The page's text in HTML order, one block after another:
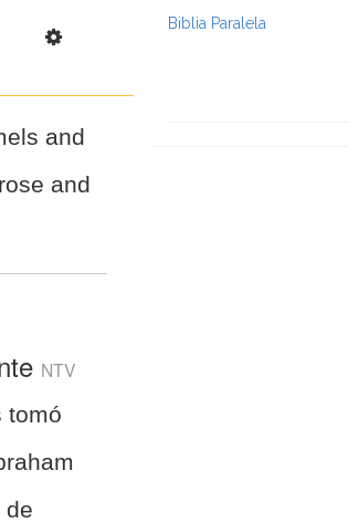
Scripture Formatting
and
and
NTV
tomó
de
Biblia Paralela